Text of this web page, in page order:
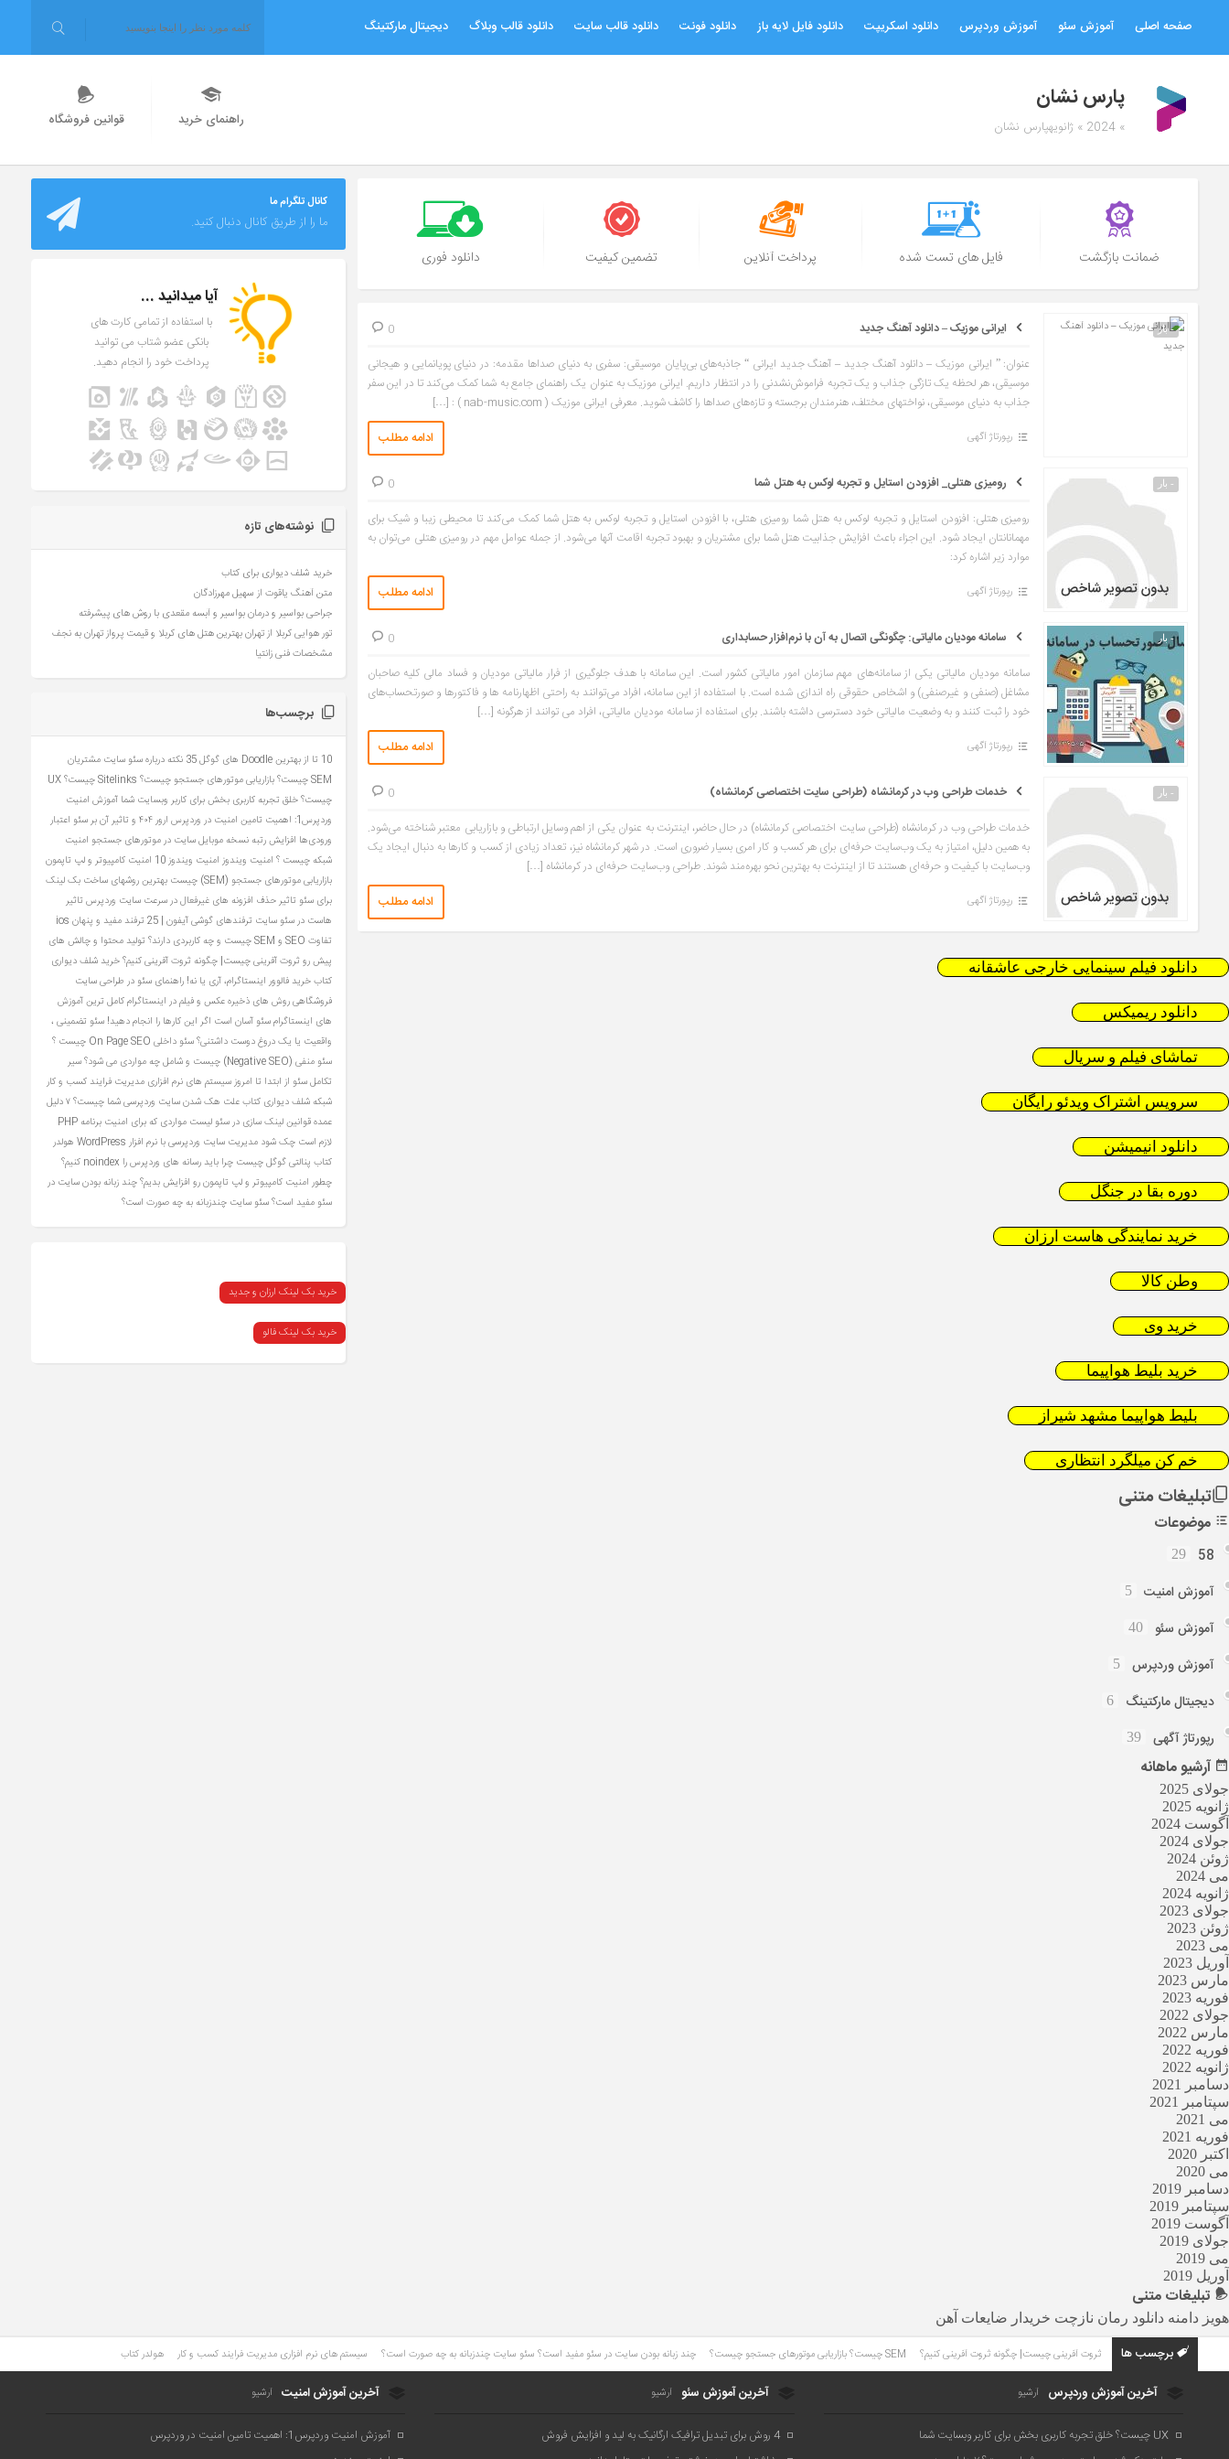
صفحه اصلی آموزش سئو آموزش وردپرس دانلود اسکریپت دانلود فایل لایه باز دانلود فونت دانلود قالب سایت دانلود قالب وبلاگ دیجیتال مارکتینگ
پارس نشان
» 2024 » ژانویهپارس نشان راهنمای خرید قوانین فروشگاه
ضمانت بازگشت فایل های تست شده پرداخت آنلاین تضمین کیفیت دانلود فوری
- بار ایرانی موزیک – دانلود آهنگ جدید
0
عنوان: ” ایرانی موزیک – دانلود آهنگ جدید – آهنگ جدید ایرانی “ جاذبه‌های بی‌پایان موسیقی: سفری به دنیای صداها مقدمه: در دنیای پویانمایی و هیجانی
موسیقی، هر لحظه یک تازگی جذاب و یک تجربه فراموش‌نشدنی را در انتظار داریم. ایرانی موزیک به عنوان یک راهنمای جامع به شما کمک می‌کند تا در این سفر
جذاب به دنیای موسیقی، نواختهای مختلف، هنرمندان برجسته و تازه‌های صداها را کاشف شوید. معرفی ایرانی موزیک ( nab-music.com ) : […]
رپورتاژ آگهی ادامه مطلب
- بار رومیزی هتلی_ افزودن استایل و تجربه لوکس به هتل شما
0
رومیزی هتلی: افزودن استایل و تجربه لوکس به هتل شما رومیزی هتلی، با افزودن استایل و تجربه لوکس به هتل شما کمک می‌کند تا محیطی زیبا و شیک برای
مهمانانتان ایجاد شود. این اجزاء باعث افزایش جذابیت هتل شما برای مشتریان و بهبود تجربه اقامت آنها می‌شود. از جمله عوامل مهم در رومیزی هتلی می‌توان به
موارد زیر اشاره کرد:
رپورتاژ آگهی ادامه مطلب
- بار سامانه مودیان مالیاتی: چگونگی اتصال به آن با نرم‌افزار حسابداری
0
سامانه مودیان مالیاتی یکی از سامانه‌های مهم سازمان امور مالیاتی کشور است. این سامانه با هدف جلوگیری از فرار مالیاتی مودیان و فساد مالی کلیه صاحبان
مشاغل (صنفی و غیرصنفی) و اشخاص حقوقی راه اندازی شده است. با استفاده از این سامانه، افراد می‌توانند به راحتی اظهارنامه‌ ها و فاکتورها و صورتحساب‌های
خود را ثبت کنند و به وضعیت مالیاتی خود دسترسی داشته باشند. برای استفاده از سامانه مودیان مالیاتی، افراد می ‌توانند از هرگونه […]
رپورتاژ آگهی ادامه مطلب
- بار خدمات طراحی وب در کرمانشاه (طراحی سایت اختصاصی کرمانشاه)
0
خدمات طراحی وب در کرمانشاه (طراحی سایت اختصاصی کرمانشاه) در حال حاضر، اینترنت به عنوان یکی از اهم وسایل ارتباطی و بازاریابی معتبر شناخته می‌شود.
به همین دلیل، امتیاز به یک وب‌سایت حرفه‌ای برای هر کسب و کار امری بسیار ضروری است. در شهر کرمانشاه نیز، تعداد زیادی از کسب و کارها به دنبال ایجاد یک
وب‌سایت با کیفیت و حرفه‌ای هستند تا از اینترنت به بهترین نحو بهره‌مند شوند. طراحی وب‌سایت حرفه‌ای در کرمانشاه […]
رپورتاژ آگهی ادامه مطلب
کانال تلگرام ما
ما را از طریق کانال دنبال کنید.
آیا میدانید ...
با استفاده از تمامی کارت های
بانکی عضو شتاب می توانید
پرداخت خود را انجام دهید.
نوشته‌های تازه
خرید شلف دیواری برای کتاب
متن آهنگ یاقوت از سهیل مهرزادگان
جراحی بواسیر و درمان بواسیر و آبسه مقعدی با روش های پیشرفته
تور هوایی کربلا از تهران بهترین هتل های کربلا و قیمت پرواز تهران به نجف
مشخصات فنی زانتیا
برچسب‌ها
10 تا از بهترین Doodle های گوگل
35 نکته درباره سئو سایت مشتریان
SEM چیست؟ بازاریابی موتورهای جستجو چیست؟
Sitelinks چیست؟
UX
چیست؟ خلق تجربه کاربری بخش برای کاربر وبسایت شما آموزش امنیت
وردپرس1: اهمیت تامین امنیت در وردپرس
ارور ۴۰۴ و تاثیر آن بر سئو
اعتبار
ورودی‌ها افزایش رتبه نسخه موبایل سایت در موتورهای جستجو امنیت
شبکه چیست ؟ امنیت ویندوز امنیت ویندوز 10
امنیت کامپیوتر و لپ تاپمون
بازاریابی موتورهای جستجو (SEM) چیست
بهترین روشهای ساخت بک لینک
برای سئو تاثیر حذف افزونه های غیرفعال در سرعت سایت وردپرس تاثیر
هاست در سئو سایت ترفندهای گوشی آیفون | 25 ترفند مفید و پنهان ios
تفاوت SEO و SEM چیست و چه کاربردی دارند؟
تولید محتوا و چالش های
پیش روثروت آفرینی چیست| چگونه ثروت آفرینی کنیم؟خرید شلف دیواری
کتابخرید فالوور اینستاگرام، آری یا نه! راهنمای سئو در طراحی سایت
فروشگاهیروش های ذخیره عکس و فیلم در اینستاگرام کامل ترین آموزش
های اینستاگرامسئو آسان است اگر این کارها را انجام دهید! سئو تضمینی ،
واقعیت یا یک دروغ دوست‌ داشتنی؟سئو داخلی On Page SEO چیست ؟
سئو منفی (Negative SEO) چیست و شامل چه مواردی می شود؟
سیر
تکامل سئو از ابتدا تا امروز سیستم های نرم افزاری مدیریت فرایند کسب و کار
شبکهشلف دیواری کتاب
علت هک شدن سایت وردپرسی شما چیست؟ ۷ دلیل
عمدهقوانین لینک سازی در سئو
لیست مواردی که برای امنیت برنامه PHP
لازم است چک شود مدیریت سایت وردپرسی با نرم افزار WordPress
هولدر
کتاب پنالتی گوگل چیست چرا باید رسانه های وردپرس را noindex کنیم؟
چطور امنیت کامپیوتر و لپ تاپمون رو افزایش بدیم؟چند زبانه بودن سایت در
سئو مفید است؟ سئو سایت چندزبانه به چه صورت است؟
خرید بک لینک ارزان و جدید
خرید بک لینک فالو
دانلود فیلم سینمایی خارجی عاشقانه
دانلود ریمیکس
تماشای فیلم و سریال
سرویس اشتراک ویدئو رایگان
دانلود انیمیشن
دوره بقا در جنگل
خرید نمایندگی هاست ارزان
وطن کالا
خرید وی
خرید بلیط هواپیما
بلیط هواپیما مشهد شیراز
خم کن میلگرد انتظاری
تبلیغات متنی
موضوعات
58
29
آموزش امنیت 5
آموزش سئو 40
آموزش وردپرس 5
دیجیتال مارکتینگ 6
رپورتاژ آگهی 39
آرشیوماهانه
جولای 2025
ژانویه 2025
آگوست 2024
جولای 2024
ژوئن 2024
می 2024
ژانویه 2024
جولای 2023
ژوئن 2023
می 2023
آوریل 2023
مارس 2023
فوریه 2023
جولای 2022
مارس 2022
فوریه 2022
ژانویه 2022
دسامبر 2021
سپتامبر 2021
می 2021
فوریه 2021
اکتبر 2020
می 2020
دسامبر 2019
سپتامبر 2019
آگوست 2019
جولای 2019
می 2019
آوریل 2019
تبلیغاتمتنی
هویز دامنه دانلود رمان نازچت خریدار ضایعات آهن
برچسب ها ثروت آفرینی چیست| چگونه ثروت آفرینی کنیم؟ SEM چیست؟ بازاریابی موتورهای جستجو چیست؟ چند زبانه بودن سایت در سئو مفید است؟ سئو سایت چندزبانه به چه صورت است؟ سیستم های نرم افزاری مدیریت فرایند کسب و کار هولدر کتاب
آخرین آموزش وردپرس آرشیو
UX چیست؟ خلق تجربه کاربری بخش برای کاربر وبسایت شما
آخرین آموزش سئو آرشیو
4 روش برای تبدیل ترافیک ارگانیک به لید و افزایش فروش
آخرین آموزش امنیت آرشیو
آموزش امنیت وردپرس1: اهمیت تامین امنیت در وردپرس